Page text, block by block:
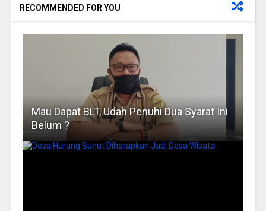
RECOMMENDED FOR YOU
Mau Dapat BLT, Udah Penuhi Dua Syarat Ini
Belum ?